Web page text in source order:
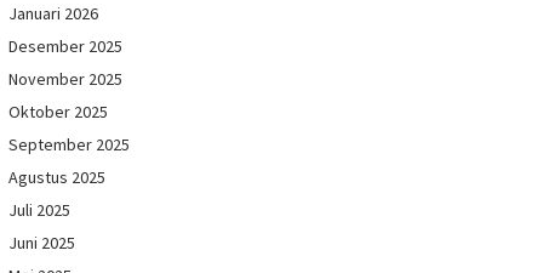
Januari 2026
Desember 2025
November 2025
Oktober 2025
September 2025
Agustus 2025
Juli 2025
Juni 2025